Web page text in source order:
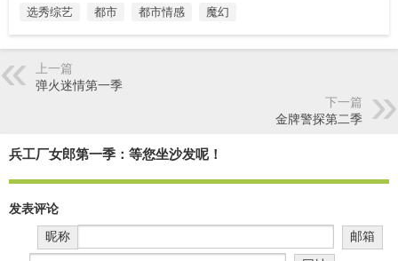
选秀综艺
都市 都市情感 魔幻
上一篇
弹火迷情第一季
下一篇
金牌警探第二季
兵工厂女郎第一季：等您坐沙发呢！
发表评论
昵称
邮箱